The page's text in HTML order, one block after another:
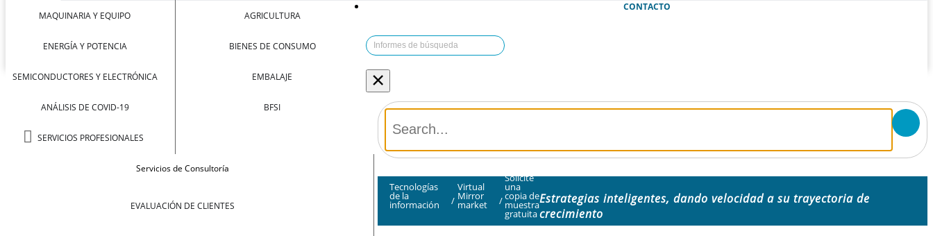
MAQUINARIA Y EQUIPO
ENERGÍA Y POTENCIA
SEMICONDUCTORES Y ELECTRÓNICA
ANÁLISIS DE COVID-19
SERVICIOS PROFESIONALES
AGRICULTURA
BIENES DE CONSUMO
EMBALAJE
BFSI
Servicios de Consultoría
EVALUACIÓN DE CLIENTES
CONTACTO
×
Tecnologías
de la
información /
Virtual
Mirror
market /
Solicite
una
copia de
muestra
gratuita
Estrategias inteligentes, dando velocidad a su trayectoria de
crecimiento